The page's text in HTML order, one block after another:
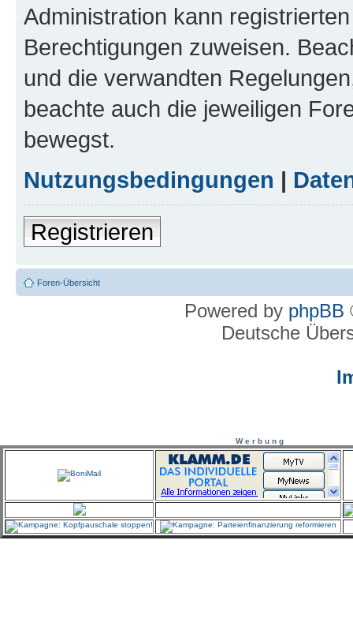
Administration kann
Berechtigungen zuweisen.
und die verwandten
beachte auch die jeweiligen
bewegst.
Nutzungsbedingungen |
Registrieren
Foren-Übersicht
Powered by phpBB
Deutsche
W e r b u n g